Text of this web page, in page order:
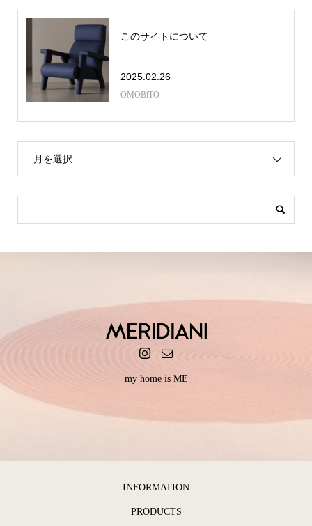
このサイトについて
2025.02.26
OMOBiTO
月を選択
my home is ME
INFORMATION
PRODUCTS